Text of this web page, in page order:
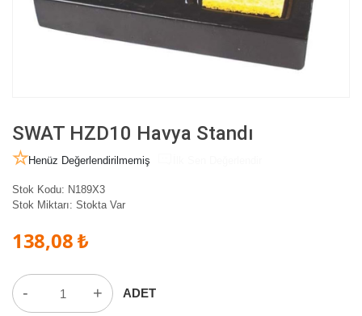
SWAT HZD10 Havya Standı
Henüz Değerlendirilmemiş
Stok Kodu: N189X3
Stok Miktarı: Stokta Var
138,08 ₺
- + ADET